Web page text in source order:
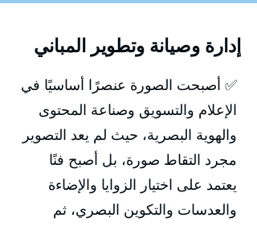
إدارة وصيانة وتطوير المباني
✅ أصبحت الصورة عنصرًا أساسيًا في
الإعلام والتسويق وصناعة المحتوى
والهوية البصرية، حيث لم يعد التصوير
مجرد التقاط صورة، بل أصبح فنًا
يعتمد على اختيار الزوايا والإضاءة
والعدسات والتكوين البصري، ثم